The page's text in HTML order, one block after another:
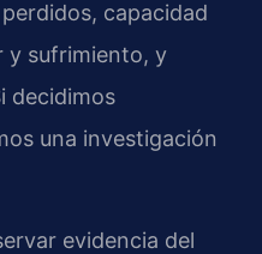
capacidad
y sufrimiento, y
decidimos
una investigación
evidencia del